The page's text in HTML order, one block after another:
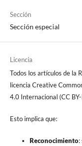
Sección
Sección especial
Licencia
Todos los artículos de la
licencia Creative
4.0 Internacional (CC
Esto implica que:
Reconocimiento: